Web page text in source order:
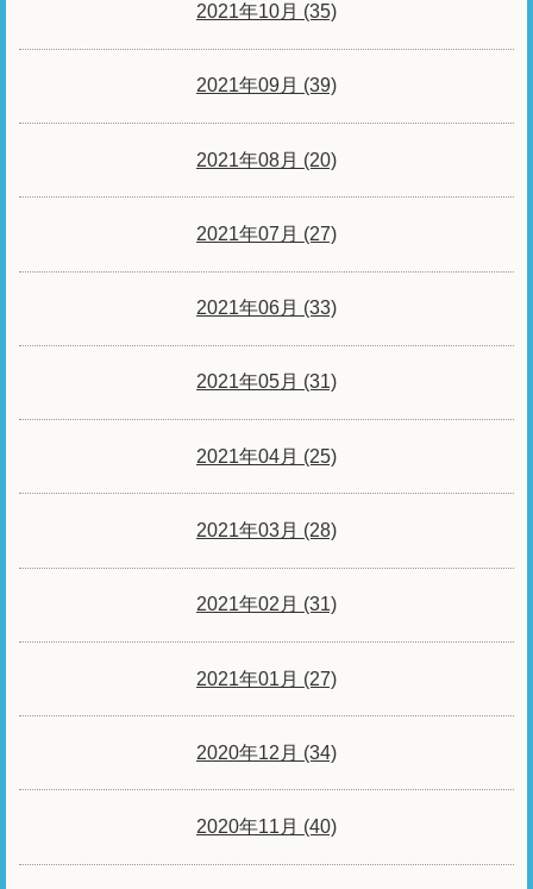
2021年10月 (35)
2021年09月 (39)
2021年08月 (20)
2021年07月 (27)
2021年06月 (33)
2021年05月 (31)
2021年04月 (25)
2021年03月 (28)
2021年02月 (31)
2021年01月 (27)
2020年12月 (34)
2020年11月 (40)